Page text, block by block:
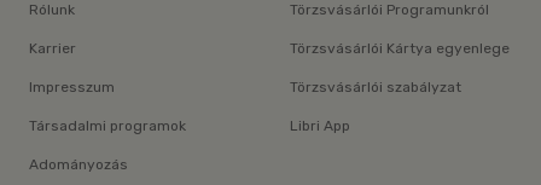
Rólunk
Karrier
Impresszum
Társadalmi programok
Adományozás
Törzsvásárlói Programunkról
Törzsvásárlói Kártya egyenlege
Törzsvásárlói szabályzat
Libri App